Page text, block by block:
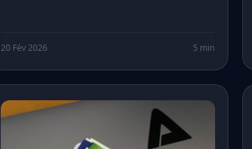
20 Fév 2026 5 min